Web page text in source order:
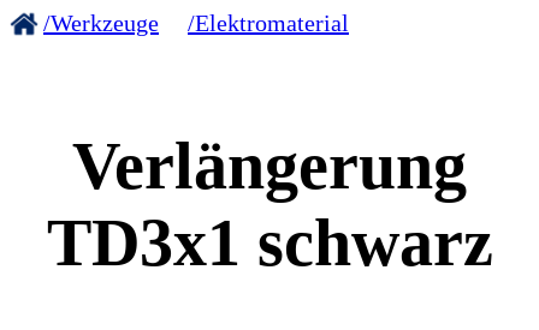
/Werkzeuge /Elektromaterial
Verlängerung
TD3x1 schwarz